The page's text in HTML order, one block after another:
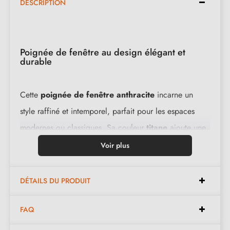
DESCRIPTION
Poignée de fenêtre au design élégant et
durable
Cette poignée de fenêtre anthracite incarne un
style raffiné et intemporel, parfait pour les espaces
modernes ou classiques. Sa couleur titane ajoute une
touche de sobriété tout en restant polyvalente pour
elle offre une flexibilité d'installation, adaptée aux
originales et durables.
Voir plus
DÉTAILS DU PRODUIT
FAQ